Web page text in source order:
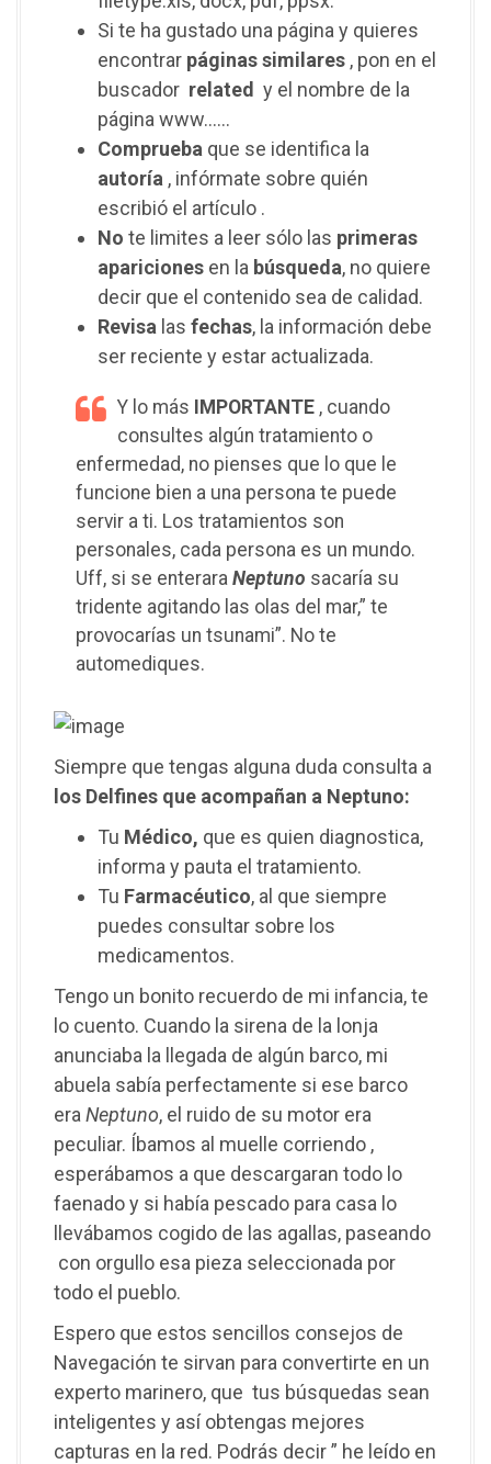
Si te ha gustado una página y quieres
encontrar páginassimilares , pon en el
buscador related y el nombre de la
página www……
Comprueba que se identifica la
autoría , infórmate sobre quién
escribió el artículo .
No te limites a leer sólo las primeras
apariciones en la búsqueda, no quiere
decir que el contenido sea de calidad.
Revisa las fechas, la información debe
ser reciente y estar actualizada.
Y lo más IMPORTANTE , cuando
consultes algún tratamiento o
enfermedad, no pienses que lo que le
funcione bien a una persona te puede
servir a ti. Los tratamientos son
personales, cada persona es un mundo.
Uff, si se enterara Neptuno sacaría su
tridente agitando las olas del mar,” te
provocarías un tsunami”. No te
automediques.
Siempre que tengas alguna duda consulta a
los Delfines que acompañan a Neptuno:
Tu Médico, que es quien diagnostica,
informa y pauta el tratamiento.
Tu Farmacéutico, al que siempre
puedes consultar sobre los
medicamentos.
Tengo un bonito recuerdo de mi infancia, te
lo cuento. Cuando la sirena de la lonja
anunciaba la llegada de algún barco, mi
abuela sabía perfectamente si ese barco
era Neptuno, el ruido de su motor era
peculiar. Íbamos al muelle corriendo ,
esperábamos a que descargaran todo lo
faenado y si había pescado para casa lo
llevábamos cogido de las agallas, paseando
con orgullo esa pieza seleccionada por
todo el pueblo.
Espero que estos sencillos consejos de
Navegación te sirvan para convertirte en un
experto marinero, que tus búsquedas sean
inteligentes y así obtengas mejores
capturas en la red. Podrás decir ” he leído en